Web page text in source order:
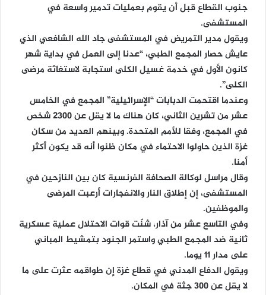
جنوب القطاع قبل أن يقوم بعمليات تدمير واسعة في
المستشفى.
ويقول مدير التمريض في المستشفى جاد الله الشافعي الذي
عايش حصار المجمع الطبي، “عدنا إلى العمل في بداية شهر
كانون الأول في خدمة غسيل الكلى استجابة لاستغاثة مرضى
الكلى”.
وعندما اقتحمت الدبابات “الإسرائيلية” المجمع في الخامس
عشر من تشرين الثاني، كان هناك ما لا يقل عن 2300 شخص
في المجمع، وفقا للأمم المتحدة. وبينهم العديد من سكان
غزة الذين حاولوا الاحتماء في مكان ظنوا أنه قد يكون أكثر
أمنا.
وقال مراسل لوكالة الصحافة الفرنسية كان بين النازحين في
المستشفى، إن إطلاق النار والانفجارات أرعبت المرضى
والموظفين.
وفي التاسع عشر من آذار، شنّت قوات الاحتلال عملية عسكرية
ثانية ضد المجمع الطبي واستمر الجنود بتمشيط المباني
على مدار 11 يوما.
ويقول الدفاع المدني في قطاع غزة إن طواقمه عثرت على ما
لا يقل عن 300 جثة في المكان.